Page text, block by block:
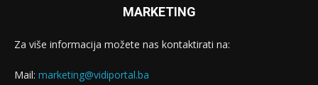
MARKETING
Za više informacija možete nas kontaktirati na:
Mail: marketing@vidiportal.ba